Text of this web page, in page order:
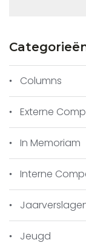
Columns
Externe
In Memoriam
Interne
Jeugd